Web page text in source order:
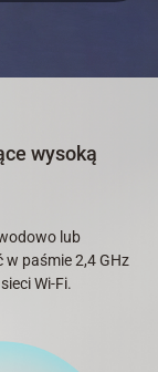
wysoką
lub
paśmie 2,4 GHz
Wi-Fi.